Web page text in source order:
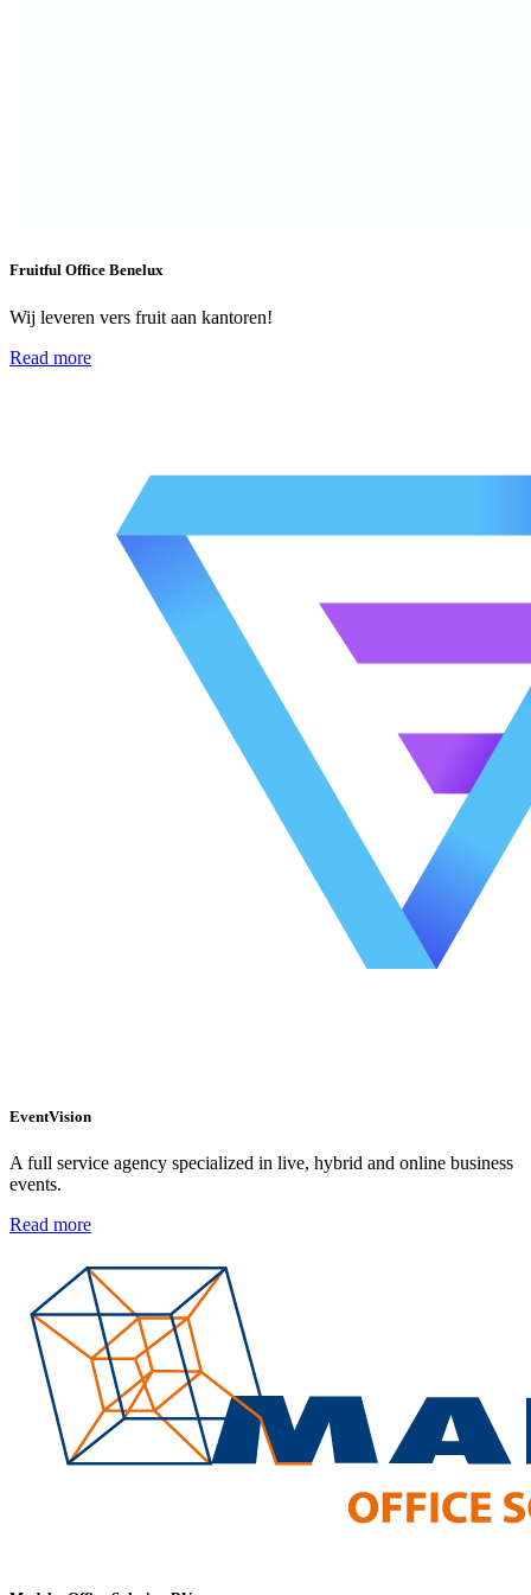
Fruitful Office Benelux
Wij leveren vers fruit aan kantoren!
Read more
EventVision
A full service agency specialized in live, hybrid and online business
events.
Read more